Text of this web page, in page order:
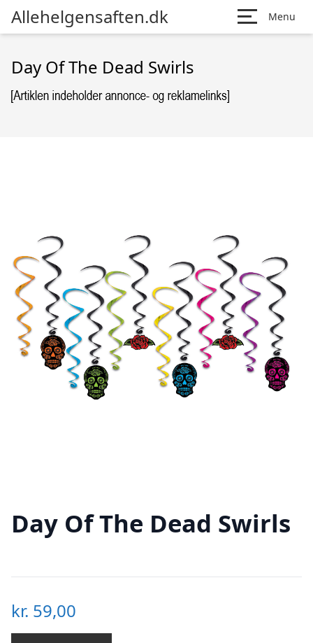
Allehelgensaften.dk Menu
Day Of The Dead Swirls
Day Of The Dead Swirls
kr. 59,00